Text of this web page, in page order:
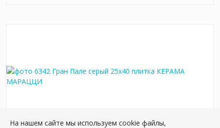
На нашем сайте мы используем cookie файлы,